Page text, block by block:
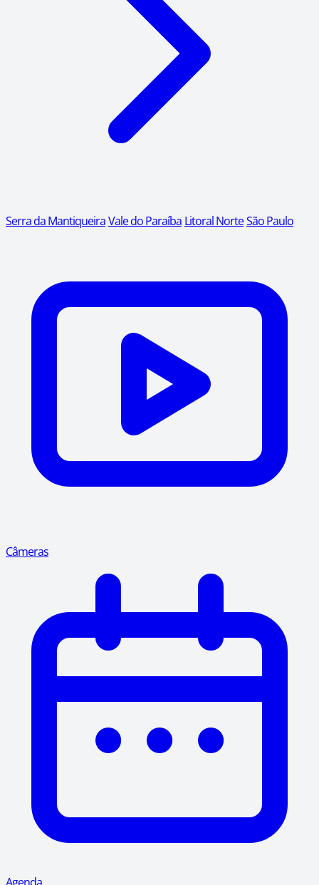
Serra da MantiqueiraVale do Paraíba Litoral NorteSão Paulo
Câmeras